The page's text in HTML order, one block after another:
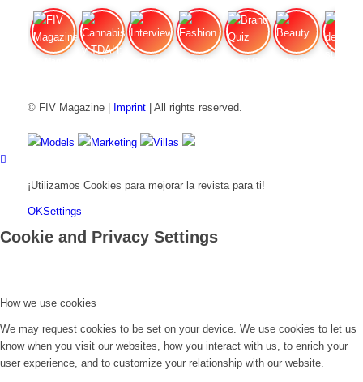
© FIV Magazine | Imprint| All rights reserved.
Models Marketing Villas
¡Utilizamos Cookies para mejorar la revista para ti!
OKSettings
Cookie and Privacy Settings
How we use cookies
We may request cookies to be set on your device. We use cookies to let us
know when you visit our websites, how you interact with us, to enrich your
user experience, and to customize your relationship with our website.